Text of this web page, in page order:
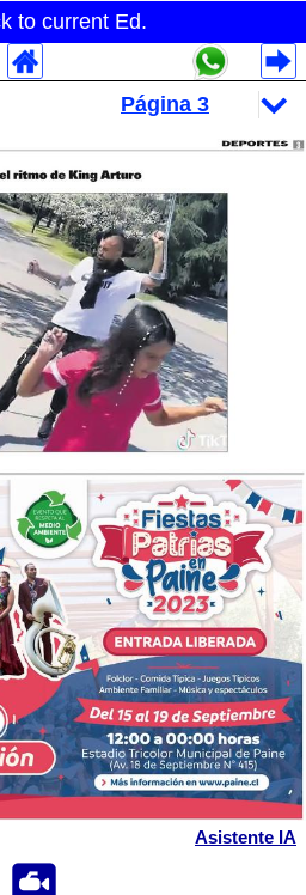
to current Ed.
Asistente IA